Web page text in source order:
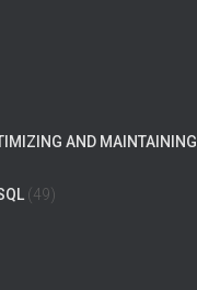
AND MAINTAINING
(49)